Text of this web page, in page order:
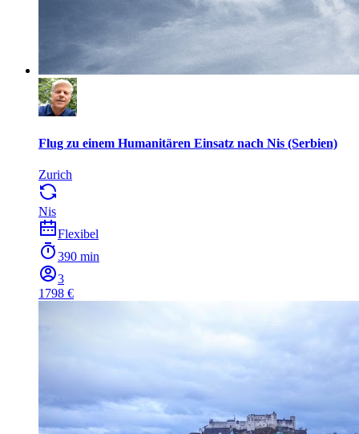
Flug zu einem Humanitären Einsatz nach Nis (Serbien)
Zurich
Nis
Flexibel
390 min
3
1798 €